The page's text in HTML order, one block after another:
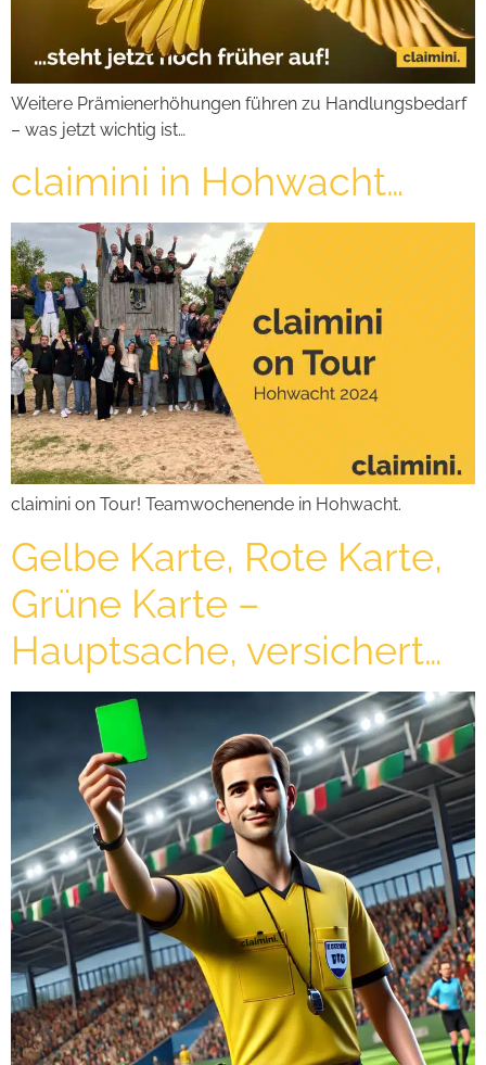
Weitere Prämienerhöhungen führen zu Handlungsbedarf
– was jetzt wichtig ist…
claimini in Hohwacht…
claimini on Tour! Teamwochenende in Hohwacht.
Gelbe Karte, Rote Karte,
Grüne Karte –
Hauptsache, versichert…